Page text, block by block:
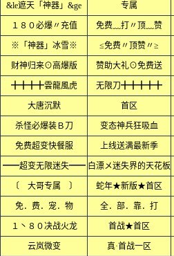
&le遮天「神器」&ge 专属
１８０必爆〃充值 免费﹏打〃顶﹏赞
※「神器」冰雪※ ≤免费〃顶赞〃≥
财神归来⊙高爆版 赞助大礼⊙免费送
╋╋╋╋雲龍風虎 无限刀╋╋╋╋╋
大唐沉默 首区
杀怪必爆装Ｂ刀 变态神兵狂吸血
免费超变快餐服 上线送满最新季
━━超变无限迷失━━ 白漂メ迷失界的天花板
〔 大哥专属 〕 蛇年★新版★首区
免．费．宠．物 全．部．靠．打
１丶８０决战火龙 首战★首区
云岚微变 真·首战一区